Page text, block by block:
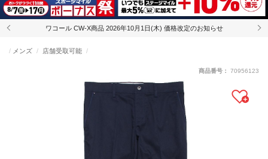
ワコール CW-X商品 2026年10月1日(木) 価格改定のお知らせ
メンズ 店舗受取可能
商品番号： 70956123